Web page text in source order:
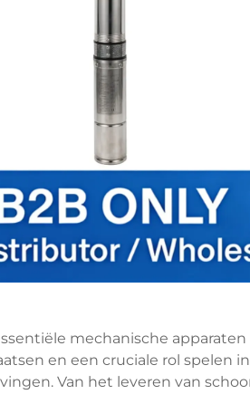
mechanische
en een cruciale rol spelen
Van het leveren van